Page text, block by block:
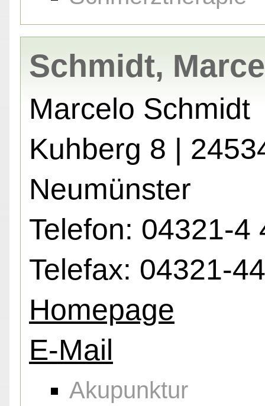
Schmidt,
Marcelo Schmidt
Kuhberg 8 |
Neumünster
Telefon: 04321-4
Telefax: 04321-
Homepage
E-Mail
Akupunktur